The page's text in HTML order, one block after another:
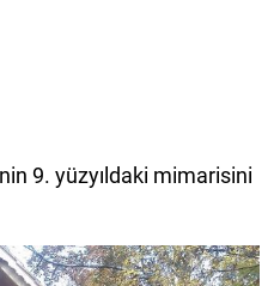
9. yüzyıldaki mimarisini